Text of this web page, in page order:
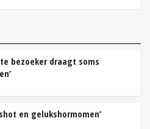
bezoeker draagt soms
en gelukshormomen’